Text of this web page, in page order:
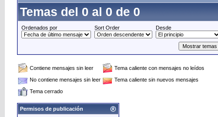
Temas del 0 al 0 de 0
Ordenados por Sort Order Desde
Contiene mensajes sin leer
Tema caliente con mensajes no leídos
No contiene mensajes sin leer
Tema caliente sin nuevos mensajes
Tema cerrado
Permisos de publicación